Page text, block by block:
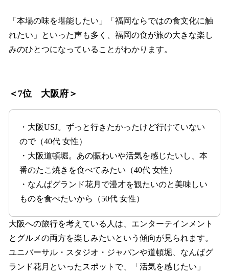
「本場の味を堪能したい」「福岡ならではの食文化に触
れたい」といった声も多く、福岡の食が旅の大きな楽し
みのひとつになっていることがわかります。
＜7位 大阪府＞
・大阪USJ。ずっと行きたかったけど行けていない
ので（40代 女性）
・大阪道頓堀。あの賑わいや活気を感じたいし、本
番のたこ焼きを食べてみたい（40代 女性）
・なんばグランド花月で漫才を観たいのと美味しい
ものを食べたいから（50代 女性）
大阪への旅行を考えている人は、エンターテインメント
とグルメの両方を楽しみたいという傾向が見られます。
ユニバーサル・スタジオ・ジャパンや道頓堀、なんばグ
ランド花月といったスポットで、「活気を感じたい」